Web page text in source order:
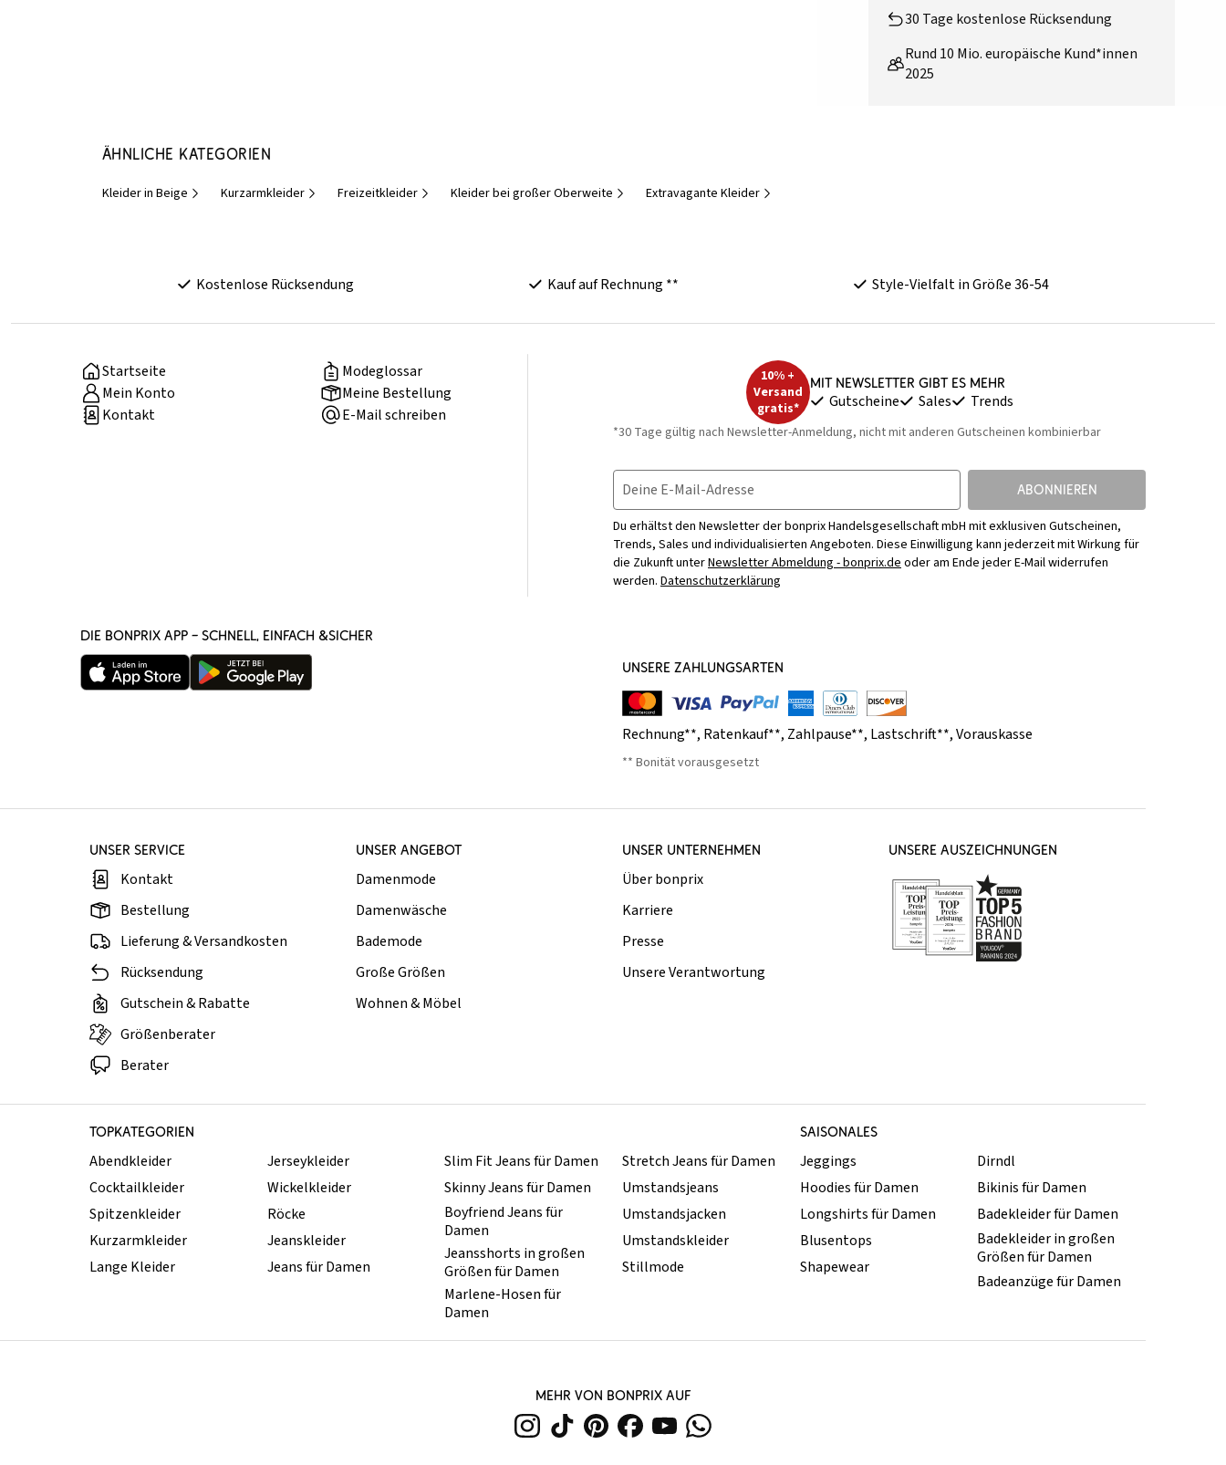
30 Tage kostenlose Rücksendung
Rund 10 Mio. europäische Kund*innen
2025
Ähnliche Kategorien
Kleider in Beige Kurzarmkleider Freizeitkleider Kleider bei großer Oberweite Extravagante Kleider
Kostenlose Rücksendung Kauf auf Rechnung ** Style-Vielfalt in Größe 36-54
Startseite
Modeglossar
Mein Konto
Meine Bestellung
Kontakt
E-Mail schreiben
10% +
Versand
gratis*
Mit Newsletter gibt es mehr
Gutscheine Sales Trends
*30 Tage gültig nach Newsletter-Anmeldung, nicht mit anderen Gutscheinen kombinierbar
Deine E-Mail-Adresse ABONNIEREN
Du erhältst den Newsletter der bonprix Handelsgesellschaft mbH mit exklusiven Gutscheinen,
Trends, Sales und individualisierten Angeboten. Diese Einwilligung kann jederzeit mit Wirkung für
die Zukunft unterNewsletter Abmeldung - bonprix.deoder am Ende jeder E-Mail widerrufen
werden. Datenschutzerklärung
DIE BONPRIX APP – SCHNELL, EINFACH &SICHER
UNSERE ZAHLUNGSARTEN
Rechnung**, Ratenkauf**, Zahlpause**, Lastschrift**,Vorauskasse
** Bonität vorausgesetzt
UNSER SERVICE
Kontakt
Bestellung
Lieferung & Versandkosten
Rücksendung
Gutschein & Rabatte
Größenberater
Berater
UNSER ANGEBOT
Damenmode
Damenwäsche
Bademode
Große Größen
Wohnen & Möbel
UNSER UNTERNEHMEN
Über bonprix
Karriere
Presse
Unsere Verantwortung
UNSERE AUSZEICHNUNGEN
TOPKATEGORIEN SAISONALES
Abendkleider
Cocktailkleider
Spitzenkleider
Kurzarmkleider
Lange Kleider
Jerseykleider
Wickelkleider
Röcke
Jeanskleider
Jeans für Damen
Slim Fit Jeans für Damen
Skinny Jeans für Damen
Boyfriend Jeans für
Damen
Jeansshorts in großen
Größen für Damen
Marlene-Hosen für
Damen
Stretch Jeans für Damen
Umstandsjeans
Umstandsjacken
Umstandskleider
Stillmode
Jeggings
Hoodies für Damen
Longshirts für Damen
Blusentops
Shapewear
Dirndl
Bikinis für Damen
Badekleider für Damen
Badekleider in großen
Größen für Damen
Badeanzüge für Damen
MEHR VON BONPRIX AUF